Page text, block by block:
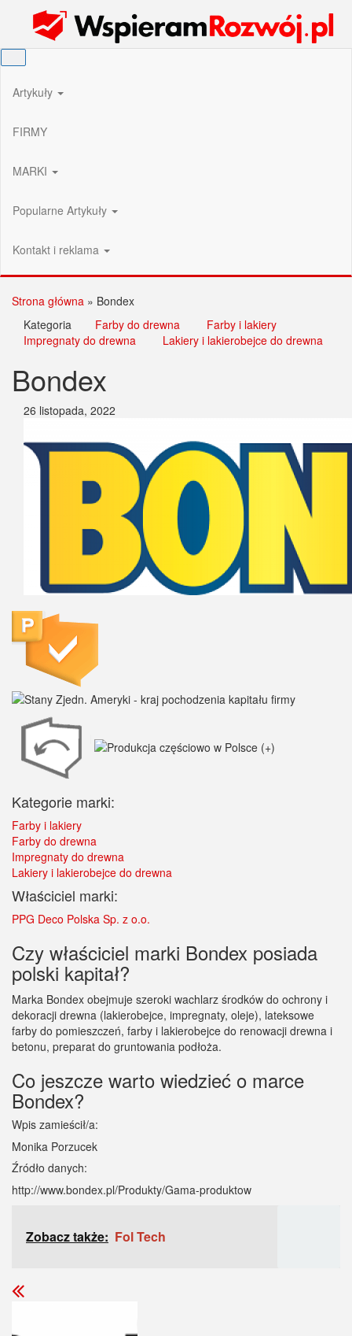
Wspieram Rozwój PL
Artykuły
FIRMY
MARKI
Popularne Artykuły
Kontakt i reklama
Strona główna » Bondex
Kategoria
Farby do drewna
Farby i lakiery
Impregnaty do drewna
Lakiery i lakierobejce do drewna
Bondex
26 listopada, 2022
Kategorie marki:
Farby i lakiery
Farby do drewna
Impregnaty do drewna
Lakiery i lakierobejce do drewna
Właściciel marki:
PPG Deco Polska Sp. z o.o.
Czy właściciel marki Bondex posiada
polski kapitał?
Marka Bondex obejmuje szeroki wachlarz środków do ochrony i
dekoracji drewna (lakierobejce, impregnaty, oleje), lateksowe
farby do pomieszczeń, farby i lakierobejce do renowacji drewna i
betonu, preparat do gruntowania podłoża.
Co jeszcze warto wiedzieć o marce
Bondex?
Wpis zamieścił/a:
Monika Porzucek
Źródło danych:
http://www.bondex.pl/Produkty/Gama-produktow
Zobacz także: Fol Tech